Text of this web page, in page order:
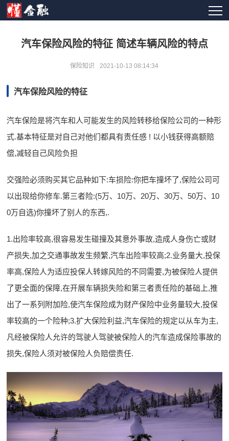
汽车保险风险的特征 简述车辆风险的特点
保险知识 2021-10-13 08:14:34
汽车保险风险的特征
汽车保险是将汽车和人可能发生的风险转移给保险公司的一种形
式.基本特征是对自己对他们都具有责任感 ! 以小钱获得高额赔
偿,减轻自己风险负担
交强险必须购买其它品种如下:车损险:你把车撞坏了,保险公司可
以出现给你修车.第三者险:(5万、10万、20万、30万、50万、10
0万自选)你撞坏了别人的东西,.
1.出险率较高,很容易发生碰撞及其意外事故,造成人身伤亡或财
产损失,加之交通事故发生频繁,汽车出险率较高;2.业务量大,投保
率高,保险人为适应投保人转嫁风险的不同需要,为被保险人提供
了更全面的保障,在开展车辆损失险和第三者责任险的基础上,推
出了一系列附加险,使汽车保险成为财产保险中业务量较大,投保
率较高的一个险种;3.扩大保险利益,汽车保险的规定以从车为主,
凡经被保险人允许的驾驶人驾驶被保险人的汽车造成保险事故的
损失,保险人须对被保险人负赔偿责任.